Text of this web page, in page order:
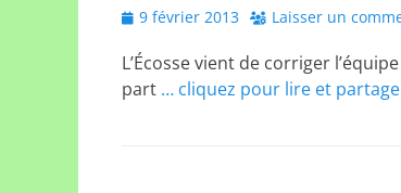
Posted
9 février 2013 Laisser un
L’Écosse vient de corriger
part … cliquez pour lire et